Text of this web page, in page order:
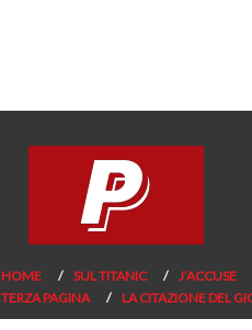
HOME SUL TITANIC J’ACCUSE
TERZA PAGINA
LA CITAZIONE DEL